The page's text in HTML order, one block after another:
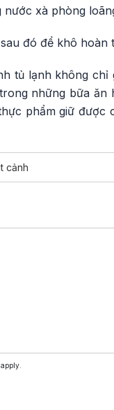
xà phòng
đó để khô hoàn
tủ lạnh không
những bữa
phẩm giữ
cảnh
apply.